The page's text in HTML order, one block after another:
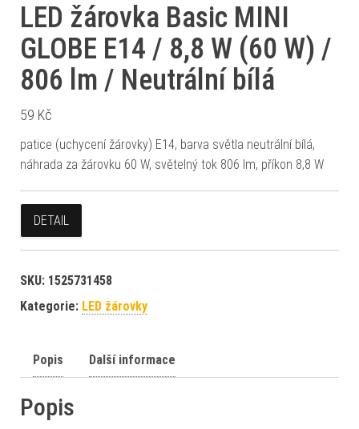
LED žárovka Basic MINI
GLOBE E14 / 8,8 W (60 W) /
806 lm / Neutrální bílá
59 Kč
patice (uchycení žárovky) E14, barva světla neutrální bílá,
náhrada za žárovku 60 W, světelný tok 806 lm, příkon 8,8 W
DETAIL
SKU: 1525731458
Kategorie: LED žárovky
Popis Další informace
Popis